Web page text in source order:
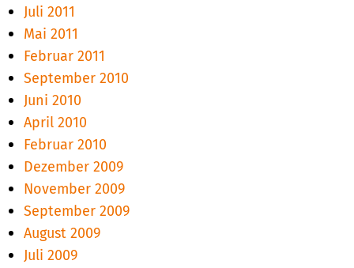
Juli 2011
Mai 2011
Februar 2011
September 2010
Juni 2010
April 2010
Februar 2010
Dezember 2009
November 2009
September 2009
August 2009
Juli 2009